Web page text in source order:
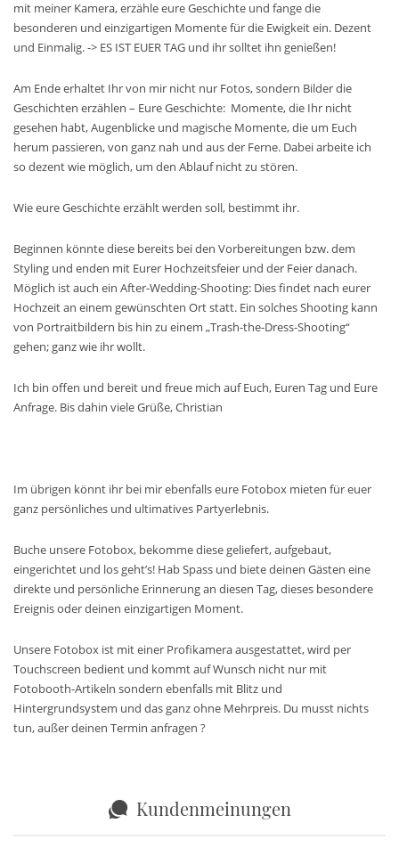
mit meiner Kamera, erzähle eure Geschichte und fange die
besonderen und einzigartigen Momente für die Ewigkeit ein. Dezent
und Einmalig. -> ES IST EUER TAG und ihr solltet ihn genießen!
Am Ende erhaltet Ihr von mir nicht nur Fotos, sondern Bilder die
Geschichten erzählen – Eure Geschichte: Momente, die Ihr nicht
gesehen habt, Augenblicke und magische Momente, die um Euch
herum passieren, von ganz nah und aus der Ferne. Dabei arbeite ich
so dezent wie möglich, um den Ablauf nicht zu stören.
Wie eure Geschichte erzählt werden soll, bestimmt ihr.
Beginnen könnte diese bereits bei den Vorbereitungen bzw. dem
Styling und enden mit Eurer Hochzeitsfeier und der Feier danach.
Möglich ist auch ein After-Wedding-Shooting: Dies findet nach eurer
Hochzeit an einem gewünschten Ort statt. Ein solches Shooting kann
von Portraitbildern bis hin zu einem „Trash-the-Dress-Shooting“
gehen; ganz wie ihr wollt.
Ich bin offen und bereit und freue mich auf Euch, Euren Tag und Eure
Anfrage. Bis dahin viele Grüße, Christian
Im übrigen könnt ihr bei mir ebenfalls eure Fotobox mieten für euer
ganz persönliches und ultimatives Partyerlebnis.
Buche unsere Fotobox, bekomme diese geliefert, aufgebaut,
eingerichtet und los geht’s! Hab Spass und biete deinen Gästen eine
direkte und persönliche Erinnerung an diesen Tag, dieses besondere
Ereignis oder deinen einzigartigen Moment.
Unsere Fotobox ist mit einer Profikamera ausgestattet, wird per
Touchscreen bedient und kommt auf Wunsch nicht nur mit
Fotobooth-Artikeln sondern ebenfalls mit Blitz und
Hintergrundsystem und das ganz ohne Mehrpreis. Du musst nichts
tun, außer deinen Termin anfragen ?
Kundenmeinungen